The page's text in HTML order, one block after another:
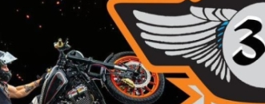
Lejupielādēt:
Investīciju plāns 2025.-2027.gadam
Lejupielādēt:
Grozījumi